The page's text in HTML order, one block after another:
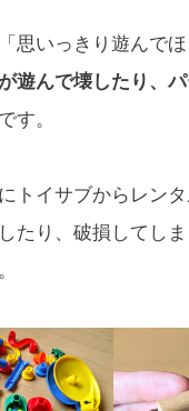
思いっきり遊んで
遊んで壊したり、
す。
トイサブからレン
たり、破損してし